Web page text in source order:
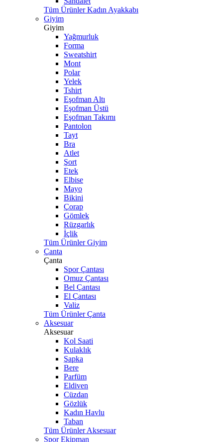
Tüm Ürünler Kadın Ayakkabı
Giyim
Giyim
Yağmurluk
Forma
Sweatshirt
Mont
Polar
Yelek
Tshirt
Eşofman Altı
Eşofman Üstü
Eşofman Takımı
Pantolon
Tayt
Bra
Atlet
Şort
Etek
Elbise
Mayo
Bikini
Çorap
Gömlek
Rüzgarlık
İçlik
Tüm Ürünler Giyim
Çanta
Çanta
Spor Çantası
Omuz Çantası
Bel Çantası
El Çantası
Valiz
Tüm Ürünler Çanta
Aksesuar
Aksesuar
Kol Saati
Kulaklık
Şapka
Bere
Parfüm
Eldiven
Cüzdan
Gözlük
Kadın Havlu
Taban
Tüm Ürünler Aksesuar
Spor Ekipman